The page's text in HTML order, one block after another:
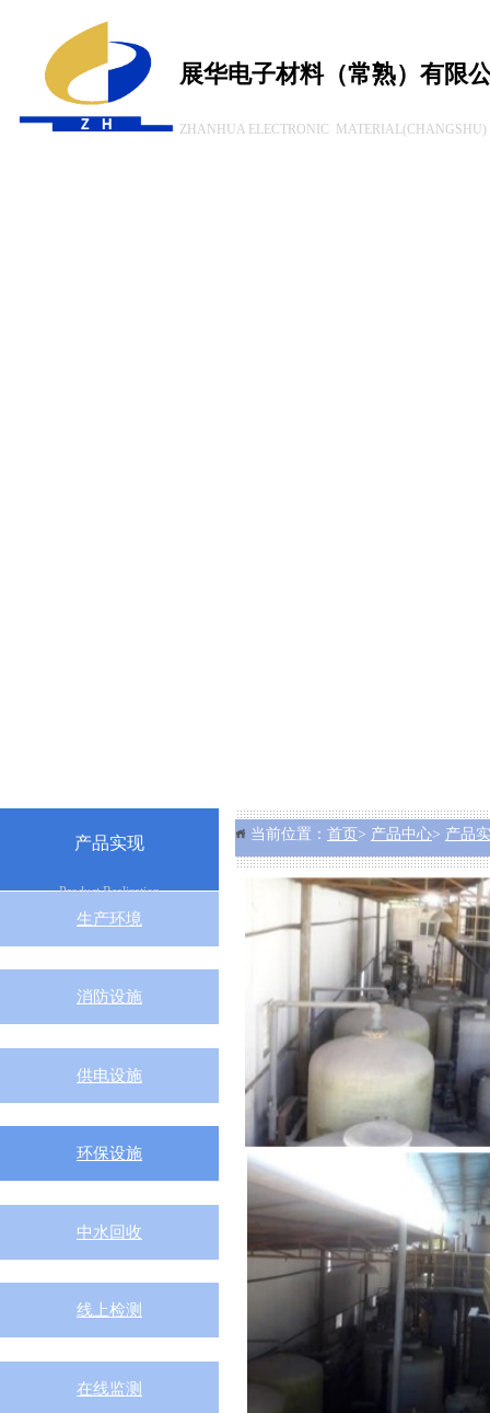
展华电子材料（常熟）有限
ZHANHUA ELECTRONIC MATERIAL(CHANGSHU)
产品实现
Product Realization
生产环境
消防设施
供电设施
环保设施
中水回收
线上检测
在线监测
当前位置： 首页 > 产品中心> 产品